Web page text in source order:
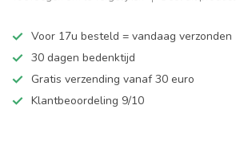
Voor 17u besteld = vandaag verzonden
30 dagen bedenktijd
Gratis verzending vanaf 30 euro
Klantbeoordeling 9/10